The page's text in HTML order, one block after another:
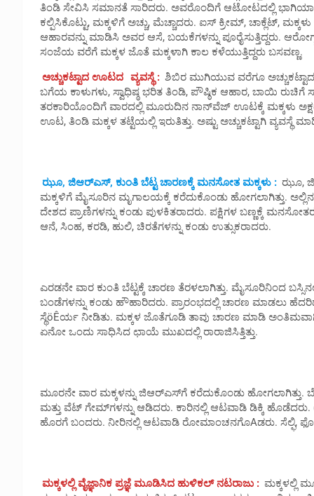
ತಿಂಡಿ ಸೇವಿಸಿ ಸಮಾನತೆ ಸಾರಿದರು. ಅವರೊಂದಿಗೆ ಆಟೋಟದಲ್ಲಿ ಭಾಗಿಯಾಗಿ
ಕಲ್ಪಿಸಿಕೊಟ್ಟು, ಮಕ್ಕಳಿಗೆ ಅಚ್ಚು, ಮೆಚ್ಚಾದರು. ಐಸ್ ಕ್ರೀಮ್, ಚಾಕ್ಲೆಟ್,
ಆಹಾರವನ್ನು ಮಾಡಿಸಿ ಅವರ ಆಸೆ, ಬಯಕೆಗಳನ್ನು ಪೂರೈಸುತ್ತಿದ್ದರು.
ಸಂಜೆಯ ವರೆಗೆ ಮಕ್ಕಳ ಜೊತೆ ಮಕ್ಕಳಾಗಿ ಕಾಲ ಕಳೆಯುತ್ತಿದ್ದರು ಬಸವಣ್ಣ.
ಅಚ್ಚುಕಟ್ಟಾದ ಊಟದ ವ್ಯವಸ್ಥೆ : ಶಿಬಿರ ಮುಗಿಯುವ ವರೆಗೂ
ಬಗೆಯ ಕಾಳುಗಳು, ಸ್ವಾಧಿಷ್ಠ ಭರಿತ ತಿಂಡಿ, ಪೌಷ್ಠಿಕ ಆಹಾರ, ಬಾಯಿ ರುಚಿಗೆ
ತರಕಾರಿಯೊಂದಿಗೆ ವಾರದಲ್ಲಿ ಮೂರುದಿನ ನಾನ್‌ವೆಜ್ ಊಟಕ್ಕೆ ಮಕ್ಕಳು
ಊಟ, ತಿಂಡಿ ಮಕ್ಕಳ ತಟ್ಟೆಯಲ್ಲಿ ಇರುತಿತ್ತು. ಅಷ್ಟು ಅಚ್ಚುಕಟ್ಟಾಗಿ ವ್ಯವಸ್ಥೆ
ಝೂ, ಜಿಆರ್‌ಎಸ್, ಕುಂತಿ ಬೆಟ್ಟ ಚಾರಣಕ್ಕೆ ಮನಸೋತ ಮಕ್ಕಳು : ಝೂ,
ಮಕ್ಕಳಿಗೆ ಮೈಸೂರಿನ ಮೃಗಾಲಯಕ್ಕೆ ಕರೆದುಕೊಂಡು ಹೋಗಲಾಗಿತ್ತು. ಅಲ್ಲಿನ
ದೇಶದ ಪ್ರಾಣಿಗಳನ್ನು ಕಂಡು ಪುಳಕಿತರಾದರು. ಪಕ್ಷಿಗಳ ಬಣ್ಣಕ್ಕೆ
ಆನೆ, ಸಿಂಹ, ಕರಡಿ, ಹುಲಿ, ಚಿರತೆಗಳನ್ನು ಕಂಡು ಉತ್ಸುಕರಾದರು.
ಎರಡನೇ ವಾರ ಕುಂತಿ ಬೆಟ್ಟಕ್ಕೆ ಚಾರಣ ತೆರಳಲಾಗಿತ್ತು. ಮೈಸೂರಿನಿಂದ
ಬಂಡೆಗಳನ್ನು ಕಂಡು ಹೌಹಾರಿದರು. ಪ್ರಾರಂಭದಲ್ಲಿ ಚಾರಣ ಮಾಡಲು
ಸ್ಥೆöÊರ್ಯ ನೀಡಿತು. ಮಕ್ಕಳ ಜೊತೆಗೂಡಿ ತಾವು ಚಾರಣ ಮಾಡಿ
ಏನೋ ಒಂದು ಸಾಧಿಸಿದ ಛಾಯೆ ಮುಖದಲ್ಲಿ ರಾರಾಜಿಸಿತ್ತಿತ್ತು.
ಮೂರನೇ ವಾರ ಮಕ್ಕಳನ್ನು ಜಿಆರ್‌ಎಸ್‌ಗೆ ಕರೆದುಕೊಂಡು
ಮತ್ತು ವೆಟ್ ಗೇಮ್‌ಗಳನ್ನು ಆಡಿದರು. ಕಾರಿನಲ್ಲಿ ಆಟವಾಡಿ ಡಿಕ್ಕಿ
ಹೊರಗೆ ಬಂದರು. ನೀರಿನಲ್ಲಿ ಆಟವಾಡಿ ರೋಮಾಂಚನಗೊAಡರು. ಸೆಲ್ಫಿ,
ಮಕ್ಕಳಲ್ಲಿ ವೈಜ್ಞಾನಿಕ ಪ್ರಜ್ಞೆ ಮೂಡಿಸಿದ ಹುಳಿಕಲ್ ನಟರಾಜು : ಮಕ್ಕಳಲ್ಲಿ